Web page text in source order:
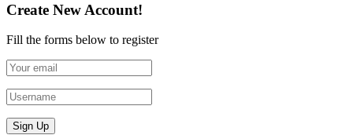
Create New Account!
Fill the forms below to register